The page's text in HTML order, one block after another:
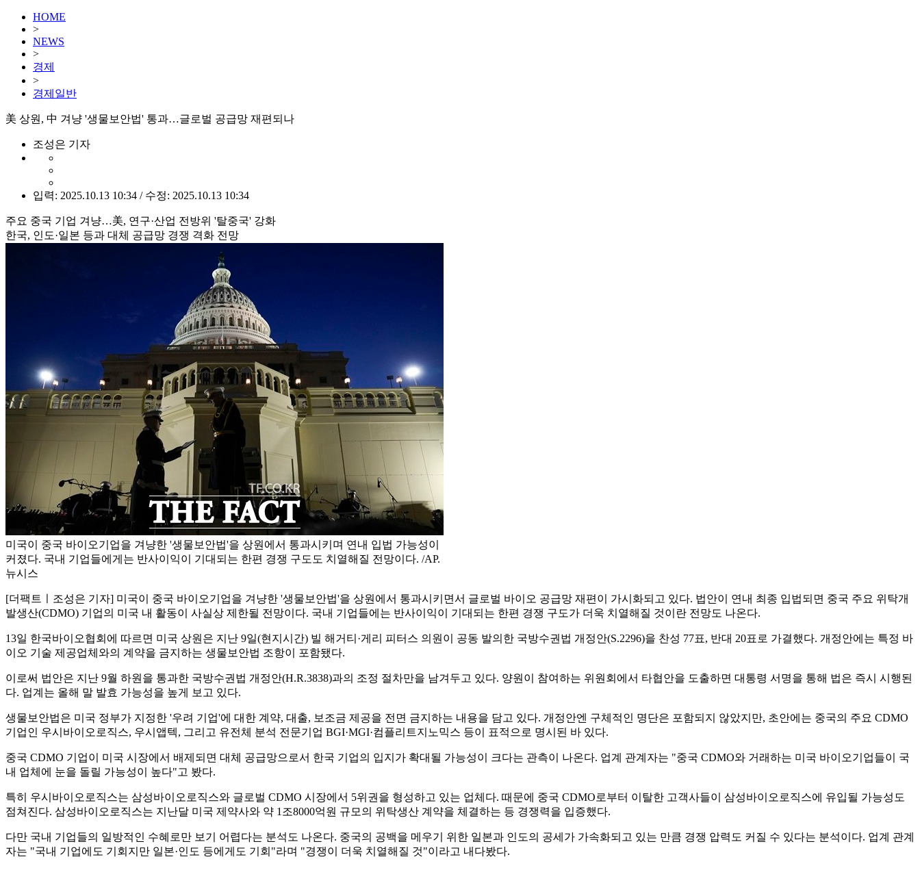
HOME
>
NEWS
>
경제
>
경제일반
美 상원, 中 겨냥 '생물보안법' 통과…글로벌 공급망 재편되나
조성은 기자
입력: 2025.10.13 10:34 / 수정: 2025.10.13 10:34
주요 중국 기업 겨냥…美, 연구·산업 전방위 '탈중국' 강화
한국, 인도·일본 등과 대체 공급망 경쟁 격화 전망
미국이 중국 바이오기업을 겨냥한 '생물보안법'을 상원에서 통과시키며 연내 입법 가능성이
커졌다. 국내 기업들에게는 반사이익이 기대되는 한편 경쟁 구도도 치열해질 전망이다. /AP.
뉴시스
[더팩트ㅣ조성은 기자] 미국이 중국 바이오기업을 겨냥한 '생물보안법'을 상원에서 통과시키면서 글로벌 바이오 공급망 재편이 가시화되고 있다. 법안이 연내 최종 입법되면 중국 주요 위탁개
발생산(CDMO) 기업의 미국 내 활동이 사실상 제한될 전망이다. 국내 기업들에는 반사이익이 기대되는 한편 경쟁 구도가 더욱 치열해질 것이란 전망도 나온다.
13일 한국바이오협회에 따르면 미국 상원은 지난 9일(현지시간) 빌 해거티·게리 피터스 의원이 공동 발의한 국방수권법 개정안(S.2296)을 찬성 77표, 반대 20표로 가결했다. 개정안에는 특정 바
이오 기술 제공업체와의 계약을 금지하는 생물보안법 조항이 포함됐다.
이로써 법안은 지난 9월 하원을 통과한 국방수권법 개정안(H.R.3838)과의 조정 절차만을 남겨두고 있다. 양원이 참여하는 위원회에서 타협안을 도출하면 대통령 서명을 통해 법은 즉시 시행된
다. 업계는 올해 말 발효 가능성을 높게 보고 있다.
생물보안법은 미국 정부가 지정한 '우려 기업'에 대한 계약, 대출, 보조금 제공을 전면 금지하는 내용을 담고 있다. 개정안엔 구체적인 명단은 포함되지 않았지만, 초안에는 중국의 주요 CDMO
기업인 우시바이오로직스, 우시앱텍, 그리고 유전체 분석 전문기업 BGI·MGI·컴플리트지노믹스 등이 표적으로 명시된 바 있다.
중국 CDMO 기업이 미국 시장에서 배제되면 대체 공급망으로서 한국 기업의 입지가 확대될 가능성이 크다는 관측이 나온다. 업계 관계자는 "중국 CDMO와 거래하는 미국 바이오기업들이 국
내 업체에 눈을 돌릴 가능성이 높다"고 봤다.
특히 우시바이오로직스는 삼성바이오로직스와 글로벌 CDMO 시장에서 5위권을 형성하고 있는 업체다. 때문에 중국 CDMO로부터 이탈한 고객사들이 삼성바이오로직스에 유입될 가능성도
점쳐진다. 삼성바이오로직스는 지난달 미국 제약사와 약 1조8000억원 규모의 위탁생산 계약을 체결하는 등 경쟁력을 입증했다.
다만 국내 기업들의 일방적인 수혜로만 보기 어렵다는 분석도 나온다. 중국의 공백을 메우기 위한 일본과 인도의 공세가 가속화되고 있는 만큼 경쟁 압력도 커질 수 있다는 분석이다. 업계 관계
자는 "국내 기업에도 기회지만 일본·인도 등에게도 기회"라며 "경쟁이 더욱 치열해질 것"이라고 내다봤다.